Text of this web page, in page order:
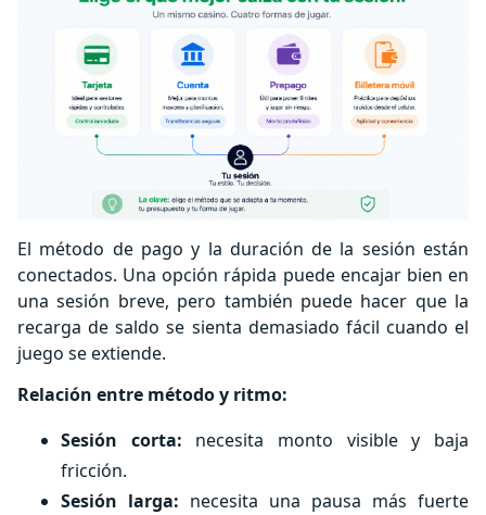
El método de pago y la duración de la sesión están
conectados. Una opción rápida puede encajar bien en
una sesión breve, pero también puede hacer que la
recarga de saldo se sienta demasiado fácil cuando el
juego se extiende.
Relación entre método y ritmo:
Sesión corta: necesita monto visible y baja
fricción.
Sesión larga: necesita una pausa más fuerte